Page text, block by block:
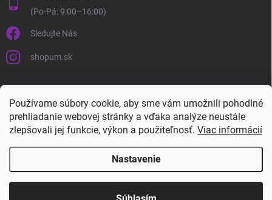
Používame súbory cookie, aby sme vám umožnili pohodlné
prehliadanie webovej stránky a vďaka analýze neustále
zlepšovali jej funkcie, výkon a použiteľnosť. Viac informácií
Nastavenie
Sledujte Nás
shopum.sk
Shopum.sk . Všetky práva vyhradené.